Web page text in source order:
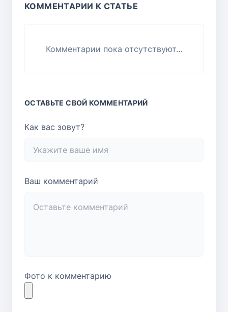
КОММЕНТАРИИ К СТАТЬЕ
Комментарии пока отсутствуют...
ОСТАВЬТЕ СВОЙ КОММЕНТАРИЙ
Как вас зовут?
Ваш комментарий
Фото к комментарию